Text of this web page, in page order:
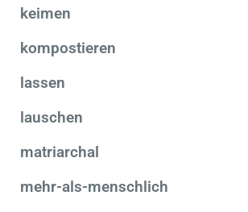
keimen
kompostieren
lassen
lauschen
matriarchal
mehr-als-menschlich